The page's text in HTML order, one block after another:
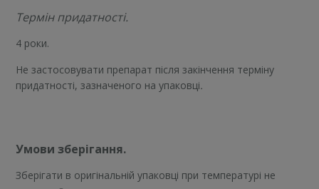
Термін придатності.
4 роки.
Не застосовувати препарат після закінчення терміну
придатності, зазначеного на упаковці.
Умови зберігання.
Зберігати в оригінальній упаковці при температурі не